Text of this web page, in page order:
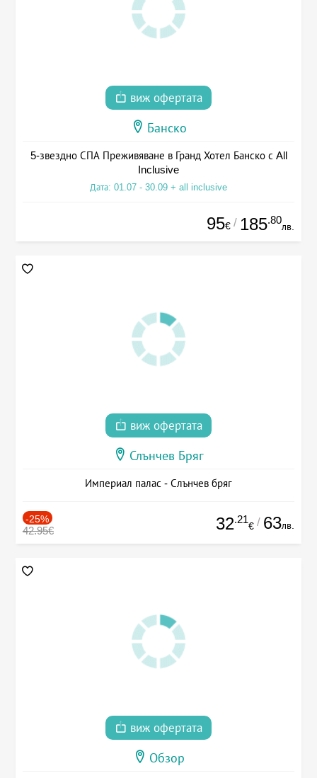
виж офертата
Банско
5-звездно СПА Преживяване в Гранд Хотел Банско с All
Inclusive
Дата: 01.07 - 30.09 + all inclusive
95€ / 185.80
лв.
виж офертата
Слънчев Бряг
Империал палас - Слънчев бряг
-25%
42.95€ 32.21
€ / 63лв.
виж офертата
Обзор